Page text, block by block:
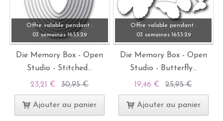
Offre valable pendant :
03 semaines 16:53:28
Die Memory Box - Open
Studio - Stitched...
23,21 € 30,95 €
Ajouter au panier
Offre valable pendant :
03 semaines 16:53:28
Die Memory Box - Open
Studio - Butterfly...
19,46 € 25,95 €
Ajouter au panier